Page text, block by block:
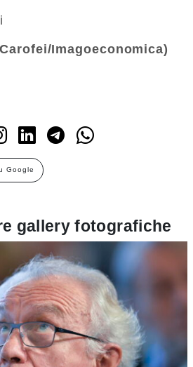
Imagoeconomica)
Google
gallery fotografiche